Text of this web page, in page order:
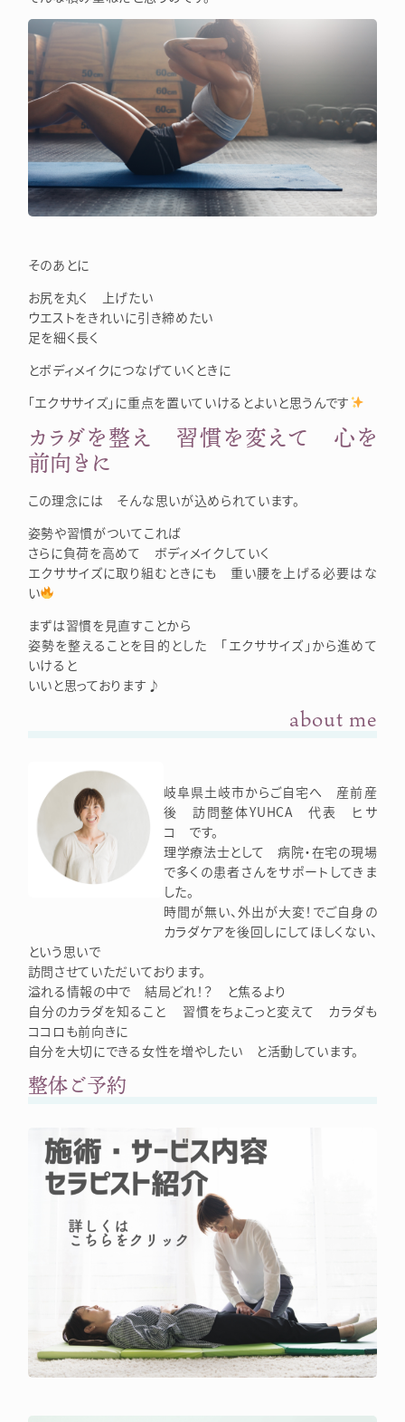
そのあとに
お尻を丸く 上げたい
ウエストをきれいに引き締めたい
足を細く長く
とボディメイクにつなげていくときに
「エクササイズ」に重点を置いていけるとよいと思うんです
カラダを整え 習慣を変えて 心を
前向きに
この理念には そんな思いが込められています。
姿勢や習慣がついてこれば
さらに負荷を高めて ボディメイクしていく
エクササイズに取り組むときにも 重い腰を上げる必要はな
い
まずは習慣を見直すことから
姿勢を整えることを目的とした 「エクササイズ」から進めて
いけると
いいと思っております♪
about me
岐阜県土岐市からご自宅へ 産前産
後 訪問整体YUHCA 代表 ヒサ
コ です。
理学療法士として 病院・在宅の現場
で多くの患者さんをサポートしてきま
した。
時間が無い、外出が大変！でご自身の
カラダケアを後回しにしてほしくない、
という思いで
訪問させていただいております。
溢れる情報の中で 結局どれ！？ と焦るより
自分のカラダを知ること 習慣をちょこっと変えて カラダも
ココロも前向きに
自分を大切にできる女性を増やしたい と活動しています。
整体ご予約